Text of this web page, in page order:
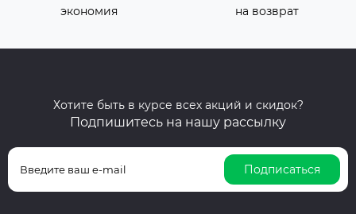
экономия
на возврат
Хотите быть в курсе всех акций и скидок?
Подпишитесь на нашу рассылку
Подписаться